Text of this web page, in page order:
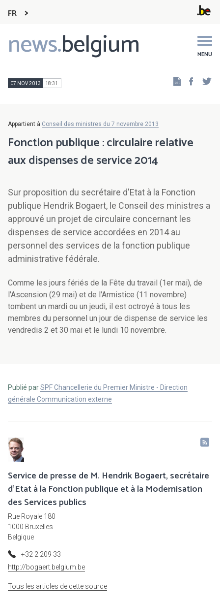
FR
news.belgium MENU
Main
navigation
07 NOV 2013 18:31
Appartient à Conseil des ministres du 7 novembre 2013
Fonction publique : circulaire relative
aux dispenses de service 2014
Sur proposition du secrétaire d'Etat à la Fonction
publique Hendrik Bogaert, le Conseil des ministres a
approuvé un projet de circulaire concernant les
dispenses de service accordées en 2014 au
personnel des services de la fonction publique
administrative fédérale.
Comme les jours fériés de la Fête du travail (1er mai), de
l'Ascension (29 mai) et de l'Armistice (11 novembre)
tombent un mardi ou un jeudi, il est octroyé à tous les
membres du personnel un jour de dispense de service les
vendredis 2 et 30 mai et le lundi 10 novembre.
Publié parSPF Chancellerie du Premier Ministre - Direction
générale Communication externe
Service de presse de M. Hendrik Bogaert, secrétaire
d'Etat à la Fonction publique et à la Modernisation
des Services publics
Rue Royale 180
1000 Bruxelles
Belgique
+32 2 209 33
http://bogaert.belgium.be
Tous les articles de cette source